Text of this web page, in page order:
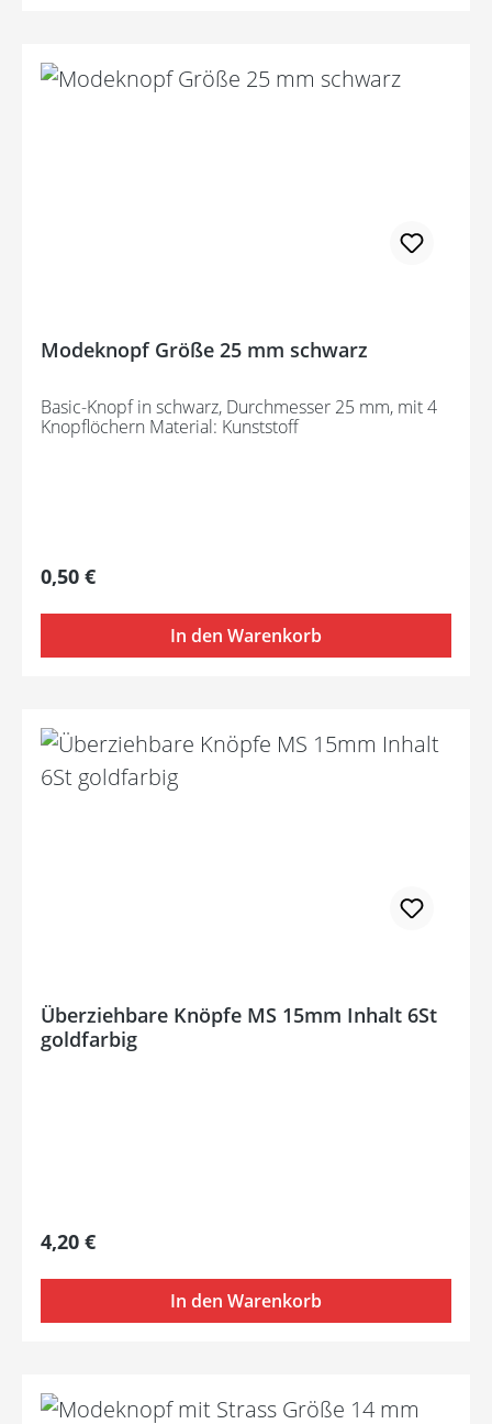
Modeknopf Größe 25 mm schwarz
Basic-Knopf in schwarz, Durchmesser 25 mm, mit 4
Knopflöchern Material: Kunststoff
Regulärer Preis:
0,50 €
In den Warenkorb
Überziehbare Knöpfe MS 15mm Inhalt 6St
goldfarbig
Regulärer Preis:
4,20 €
In den Warenkorb